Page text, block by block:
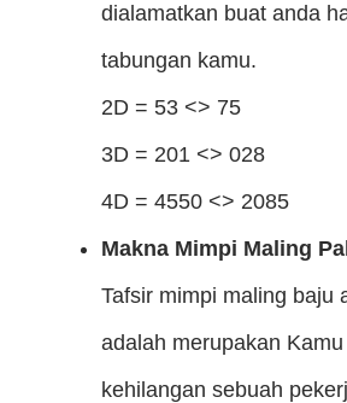
dialamatkan buat anda
tabungan kamu.
2D = 53 <> 75
3D = 201 <> 028
4D = 4550 <> 2085
Makna Mimpi Maling
Tafsir mimpi maling baju
adalah merupakan
kehilangan sebuah